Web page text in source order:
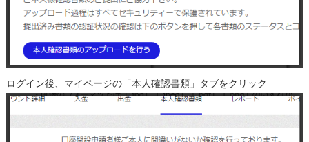
ログイン後、マイページの「本人確認書類」タブをクリック